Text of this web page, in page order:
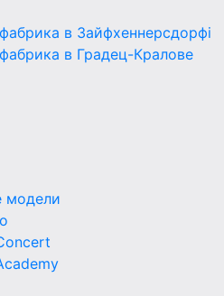
в Зайфхеннерсдорфi
в Градец-Кралове
модели